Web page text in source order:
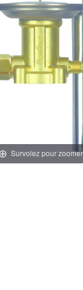
Survolez pour zoomer